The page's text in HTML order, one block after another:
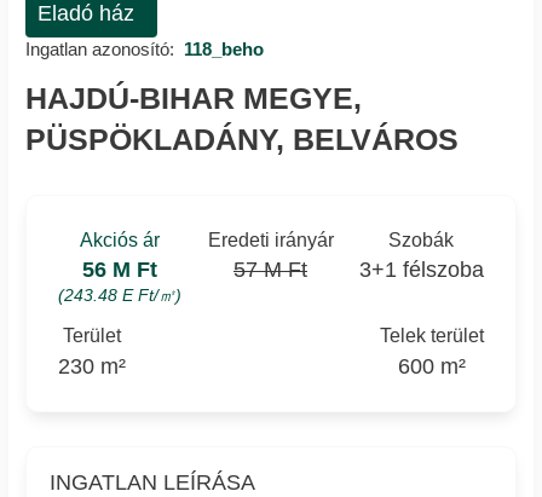
Eladó ház
Ingatlan azonosító: 118_beho
HAJDÚ-BIHAR MEGYE,
PÜSPÖKLADÁNY, BELVÁROS
Akciós ár
56 M Ft
(243.48 E Ft/㎡)
Eredeti irányár
57 M Ft
Szobák
3+1 félszoba
Terület
230 m²
Telek terület
600 m²
INGATLAN LEÍRÁSA